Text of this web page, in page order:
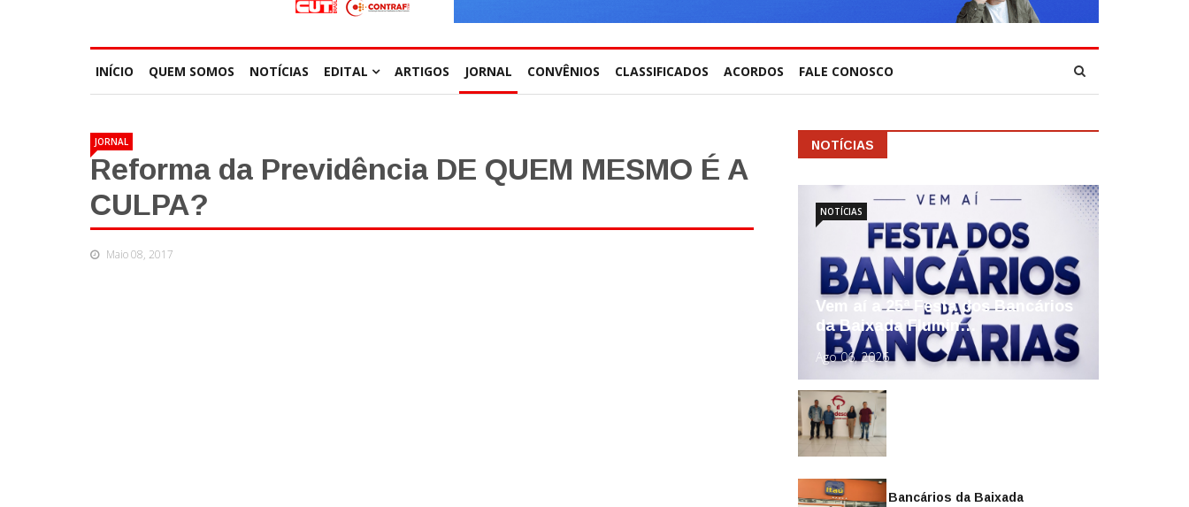
INÍCIO QUEM SOMOS NOTÍCIAS EDITAL ARTIGOS JORNAL CONVÊNIOS CLASSIFICADOS ACORDOS FALE CONOSCO
JORNAL
Reforma da Previdência DE QUEM MESMO É A
CULPA?
Maio 08, 2017
NOTÍCIAS
Vem aí a 25ª Festa dos Bancários
da Baixada Flumin…
Ago 06, 2026
NOTÍCIAS
Sindicato dos Bancários da Baixada